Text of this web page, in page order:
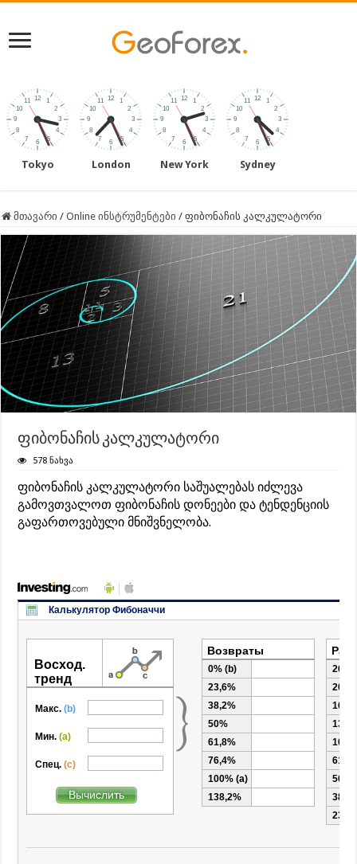
Tokyo London New York Sydney
მთავარი / Online ინსტრუმენტები / ფიბონაჩის კალკულატორი
ფიბონაჩის კალკულატორი
578 ნახვა
ფიბონაჩის კალკულატორი საშუალებას იძლევა
გამოვთვალოთ ფიბონაჩის დონეები და ტენდენციის
გაფართოვებული მნიშვნელობა.